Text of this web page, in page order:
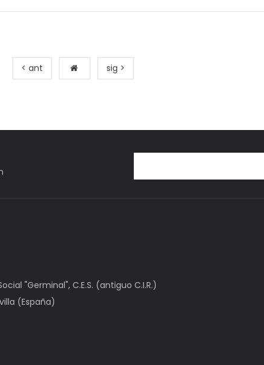
< ant sig >
"Germinal", C.E.S. (antiguo C.I.R.)
(España)